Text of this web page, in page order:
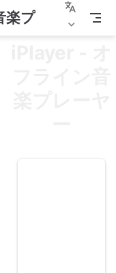
楽プレーヤー